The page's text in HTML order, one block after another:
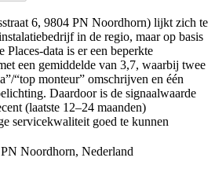
6, 9804 PN Noordhorn) lijkt zich te
in de regio, maar op basis
Places-data is er een beperkte
een gemiddelde van 3,7, waarbij twee
“top monteur” omschrijven en één
Daardoor is de signaalwaarde
(laatste 12–24 maanden)
servicekwaliteit goed te kunnen
Noordhorn, Nederland